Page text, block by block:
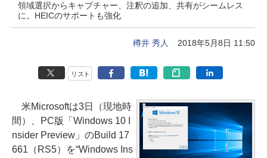
領域選択からキャプチャー、注釈の追加、共有がシームレス
に。HEICのサポートも強化
樽井 秀人 2018年5月8日 11:50
リスト
米Microsoftは3日（現地時
間）、PC版「Windows 10 I
nsider Preview」のBuild 17
661（RS5）を“Windows Ins